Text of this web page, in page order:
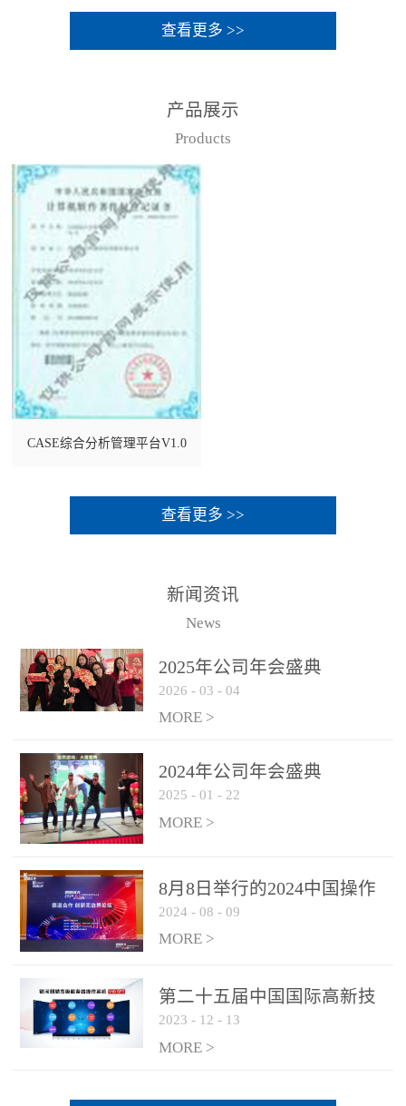
查看更多 >>
产品展示
Products
CASE综合分析管理平台V1.0
查看更多 >>
新闻资讯
News
2025年公司年会盛典
2026 - 03 - 04
MORE >
2024年公司年会盛典
2025 - 01 - 22
MORE >
8月8日举行的2024中国操作
系统产业大会渠道论坛，科
网通荣获区域营销优质伙伴
2024 - 08 - 09
MORE >
第二十五届中国国际高新技
术成果交易会 银河麒麟高级
服务器操作系统荣获 “优秀
2023 - 12 - 13
MORE >